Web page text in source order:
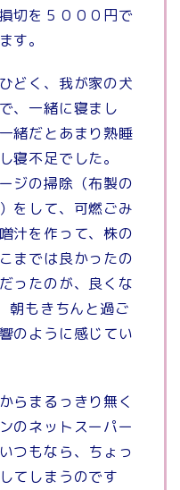
切を５０００円で
す。
どく、我が家の犬
、一緒に寝まし
緒だとあまり熟睡
寝不足でした。
ジの掃除（布製の
をして、可燃ごみ
汁を作って、株の
までは良かったの
ったのが、良くな
朝もきちんと過ご
のように感じてい
らまるっきり無く
のネットスーパー
つもなら、ちょっ
てしまうのです